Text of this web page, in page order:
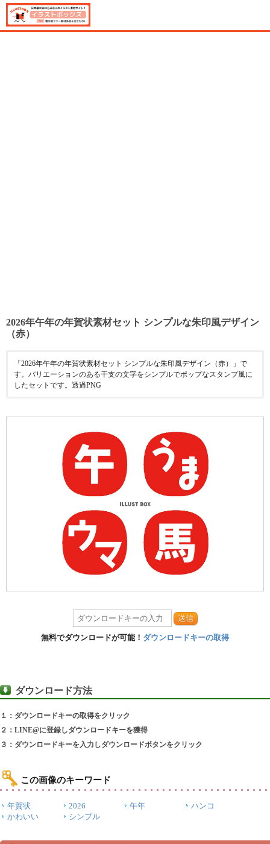
2026年午年の年賀状素材セット シンプルな朱印風デザイン
（赤）
「2026年午年の年賀状素材セット シンプルな朱印風デザイン（赤）」で
す。バリエーションのある干支の文字をシンプルでポップなスタンプ風に
したセットです。透過PNG
送信
無料でダウンロードが可能！ ダウンロードキーの取得
ダウンロード方法
１：ダウンロードキーの取得をクリック
２：LINE@に登録しダウンロードキーを獲得
３：ダウンロードキーを入力しダウンロードボタンをクリック
この画像のキーワード
年賀状 2026 午年
ハンコ
かわいい
シンプル